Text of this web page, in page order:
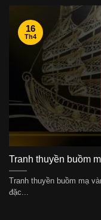
Tranh thuyền buồm
Tranh thuyền buồm mạ
đặc...
16
Th4